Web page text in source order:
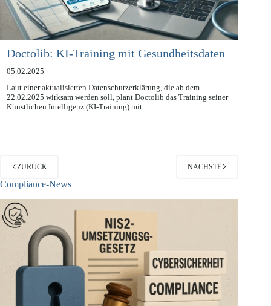
Doctolib: KI-Training mit Gesundheitsdaten
05.02.2025
Laut einer aktualisierten Datenschutzerklärung, die ab dem
22.02.2025 wirksam werden soll, plant Doctolib das Training seiner
ZURÜCK
Compliance-News